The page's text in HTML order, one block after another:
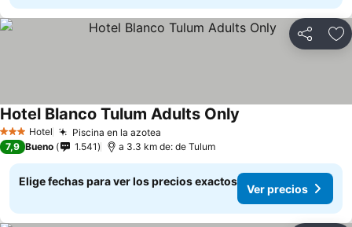
Compartir
3 Estrellas
Hotel Piscina en la azotea
Hotel Blanco Tulum Adults Only
7,9 Bueno 1.541 a 3.3 km de: de Tulum
Elige fechas para ver los precios exactos
Ver precios